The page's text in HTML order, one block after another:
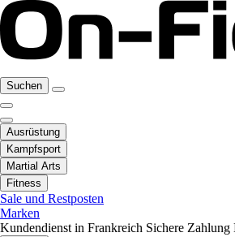
Suchen
Ausrüstung
Kampfsport
Martial Arts
Fitness
Sale und Restposten
Marken
Kundendienst in Frankreich Sichere Zahlung